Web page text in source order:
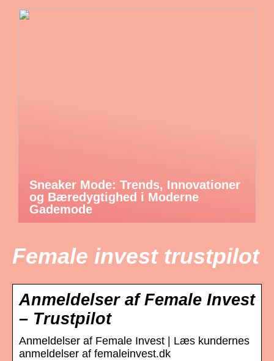
Sneaker Mode: Trends, Innovationer
og Bæredygtighed i Moderne
Gademode
Female invest trustpilot
Anmeldelser af Female Invest
– Trustpilot
Anmeldelser af Female Invest | Læs kundernes
anmeldelser af femaleinvest.dk